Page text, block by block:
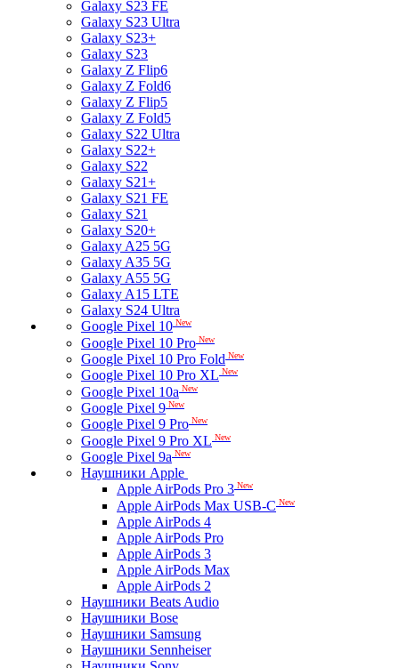
Galaxy S23 FE
Galaxy S23 Ultra
Galaxy S23+
Galaxy S23
Galaxy Z Flip6
Galaxy Z Fold6
Galaxy Z Flip5
Galaxy Z Fold5
Galaxy S22 Ultra
Galaxy S22+
Galaxy S22
Galaxy S21+
Galaxy S21 FE
Galaxy S21
Galaxy S20+
Galaxy A25 5G
Galaxy A35 5G
Galaxy A55 5G
Galaxy A15 LTE
Galaxy S24 Ultra
Google Pixel 10 New
Google Pixel 10 Pro New
Google Pixel 10 Pro Fold New
Google Pixel 10 Pro XL New
Google Pixel 10a New
Google Pixel 9 New
Google Pixel 9 Pro New
Google Pixel 9 Pro XL New
Google Pixel 9a New
Наушники Apple
Apple AirPods Pro 3 New
Apple AirPods Max USB-C New
Apple AirPods 4
Apple AirPods Pro
Apple AirPods 3
Apple AirPods Max
Apple AirPods 2
Наушники Beats Audio
Наушники Bose
Наушники Samsung
Наушники Sennheiser